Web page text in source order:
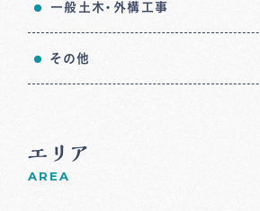
一般土木・外構工事
その他
エリア
AREA